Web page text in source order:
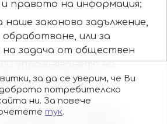
и правото на информация;
наше законово задължение,
обработване, или за
на задача от обществен
упражняването на
които са
на Юзит Калърс;
обществен интерес в
за да се уверим, че Ви
потребителско
ни. За повече
тук.